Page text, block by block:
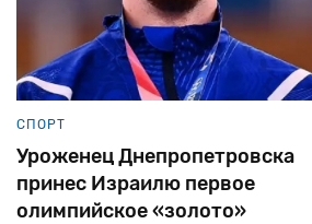
СПОРТ
Уроженец Днепропетровска
принес Израилю первое
олимпийское «золото»